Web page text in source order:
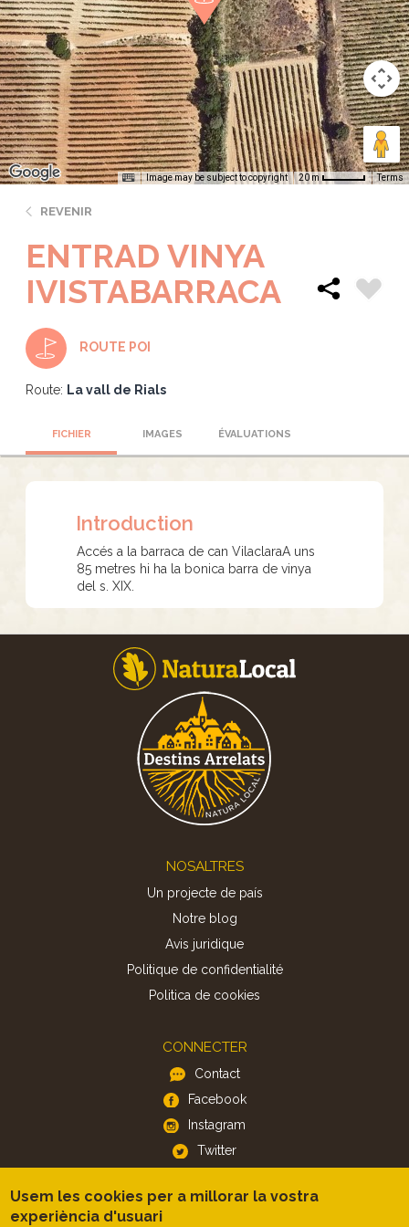
Image may be subject to copyright 20 m Terms
REVENIR
ENTRAD VINYA
IVISTABARRACA
ROUTE POI
Route: La vall de Rials
FICHIER IMAGES ÉVALUATIONS
Introduction
Accés a la barraca de can VilaclaraA uns
85 metres hi ha la bonica barra de vinya
del s. XIX.
NOSALTRES
Un projecte de país
Notre blog
Avis juridique
Politique de confidentialité
Politica de cookies
CONNECTER
Contact
Facebook
Instagram
Twitter
APP
Usem les cookies per a millorar la vostra
experiència d'usuari